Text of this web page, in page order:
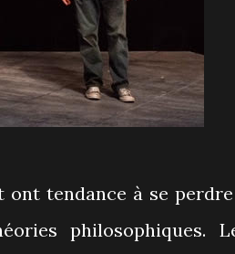
ont tendance à se
philosophiques.